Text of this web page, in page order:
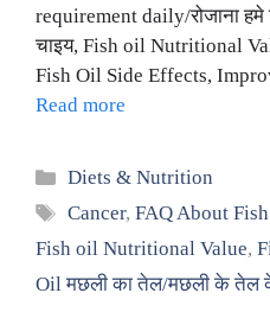
requirement daily/रोजाना हमे
चाइय, Fish oil Nutritional
Fish Oil Side Effects,
Read more
Categories
Diets & Nutrition
Tags
Cancer,FAQ About
Fish oil Nutritional Value,
Oil मछली का तेल/मछली के तेल